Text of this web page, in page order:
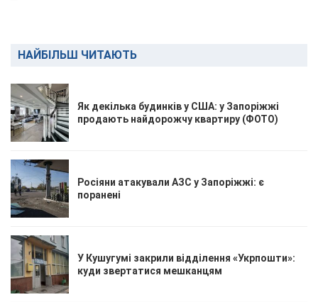
НАЙБІЛЬШ ЧИТАЮТЬ
Як декілька будинків у США: у Запоріжжі
продають найдорожчу квартиру (ФОТО)
Росіяни атакували АЗС у Запоріжжі: є
поранені
У Кушугумі закрили відділення «Укрпошти»:
куди звертатися мешканцям